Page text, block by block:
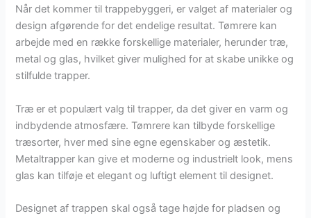
Når det kommer til trappebyggeri, er valget af materialer og
design afgørende for det endelige resultat. Tømrere kan
arbejde med en række forskellige materialer, herunder træ,
metal og glas, hvilket giver mulighed for at skabe unikke og
stilfulde trapper.
Træ er et populært valg til trapper, da det giver en varm og
indbydende atmosfære. Tømrere kan tilbyde forskellige
træsorter, hver med sine egne egenskaber og æstetik.
Metaltrapper kan give et moderne og industrielt look, mens
glas kan tilføje et elegant og luftigt element til designet.
Designet af trappen skal også tage højde for pladsen og